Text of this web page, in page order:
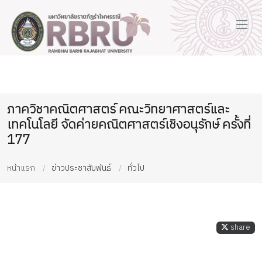
ภาควิชาคณิตศาสตร์ คณะวิทยาศาสตร์และ
เทคโนโลยี จัดค่ายคณิตศาสตร์เชิงอนุรักษ์ ครั้งที่
177
หน้าแรก ข่าวประชาสัมพันธ์ ทั่วไป
share